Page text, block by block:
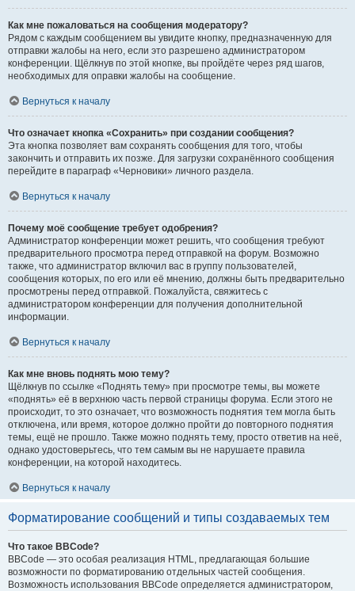
Как мне пожаловаться на сообщения модератору?
Рядом с каждым сообщением вы увидите кнопку, предназначенную для
отправки жалобы на него, если это разрешено администратором
конференции. Щёлкнув по этой кнопке, вы пройдёте через ряд шагов,
необходимых для оправки жалобы на сообщение.
Вернуться к началу
Что означает кнопка «Сохранить» при создании сообщения?
Эта кнопка позволяет вам сохранять сообщения для того, чтобы
закончить и отправить их позже. Для загрузки сохранённого сообщения
перейдите в параграф «Черновики» личного раздела.
Вернуться к началу
Почему моё сообщение требует одобрения?
Администратор конференции может решить, что сообщения требуют
предварительного просмотра перед отправкой на форум. Возможно
также, что администратор включил вас в группу пользователей,
сообщения которых, по его или её мнению, должны быть предварительно
просмотрены перед отправкой. Пожалуйста, свяжитесь с
администратором конференции для получения дополнительной
информации.
Вернуться к началу
Как мне вновь поднять мою тему?
Щёлкнув по ссылке «Поднять тему» при просмотре темы, вы можете
«поднять» её в верхнюю часть первой страницы форума. Если этого не
происходит, то это означает, что возможность поднятия тем могла быть
отключена, или время, которое должно пройти до повторного поднятия
темы, ещё не прошло. Также можно поднять тему, просто ответив на неё,
однако удостоверьтесь, что тем самым вы не нарушаете правила
конференции, на которой находитесь.
Вернуться к началу
Форматирование сообщений и типы создаваемых тем
Что такое BBCode?
BBCode — это особая реализация HTML, предлагающая большие
возможности по форматированию отдельных частей сообщения.
Возможность использования BBCode определяется администратором,